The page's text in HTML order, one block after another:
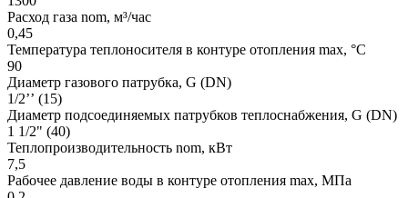
Расход газа nom, м³/час
0,45
Температура теплоносителя в контуре отопления max, °С
90
Диаметр газового патрубка, G (DN)
1/2’’ (15)
Диаметр подсоединяемых патрубков теплоснабжения, G (DN)
1 1/2" (40)
Теплопроизводительность nom, кВт
7,5
Рабочее давление воды в контуре отопления max, МПа